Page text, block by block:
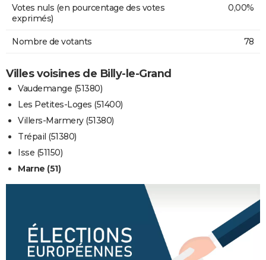
Votes nuls (en pourcentage des votes
exprimés)
0,00%
Nombre de votants 78
Villes voisines de Billy-le-Grand
Vaudemange (51380)
Les Petites-Loges (51400)
Villers-Marmery (51380)
Trépail (51380)
Isse (51150)
Marne (51)